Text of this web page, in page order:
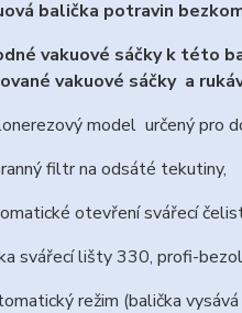
balička potravin
vakuové sáčky k této
vakuové sáčky a
model určený pro
filtr na odsáté tekutiny,
otevření svářecí
svářecí lišty 330, profi-
režim (balička